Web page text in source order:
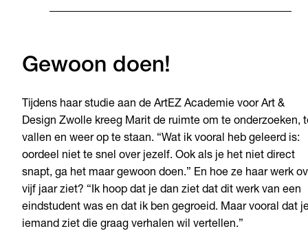
Gewoon doen!
Tijdens haar studie aan de ArtEZ Academie voor Art &
Design Zwolle kreeg Marit de ruimte om te onderzoeken,
vallen en weer op te staan. “Wat ik vooral heb geleerd is:
oordeel niet te snel over jezelf. Ook als je het niet direct
snapt, ga het maar gewoon doen.” En hoe ze haar werk
vijf jaar ziet? “Ik hoop dat je dan ziet dat dit werk van een
eindstudent was en dat ik ben gegroeid. Maar vooral dat
iemand ziet die graag verhalen wil vertellen.”